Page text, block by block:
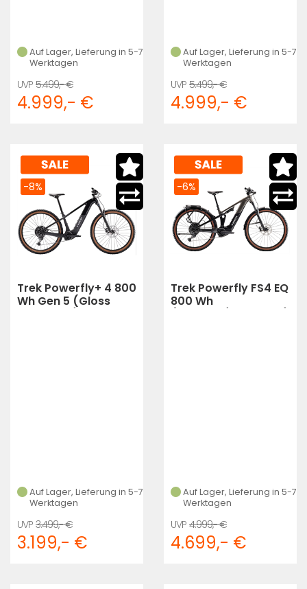
Auf Lager, Lieferung in 5-7
Werktagen
5.499,- €
4.999,- €
Auf Lager, Lieferung in 5-7
Werktagen
5.499,- €
4.999,- €
Trek Powerfly+ 4 800
Wh Gen 5 (Gloss
Auf Lager, Lieferung in 5-7
Werktagen
-8%
3.499,- €
3.199,- €
Trek Powerfly FS4 EQ
800 Wh
Auf Lager, Lieferung in 5-7
Werktagen
-6%
4.999,- €
4.699,- €